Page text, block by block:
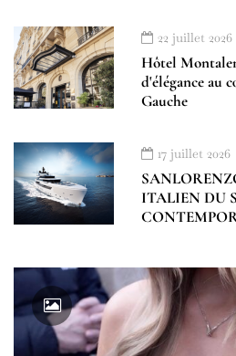
22 juillet 2026
Hôtel
d'élégance au
Gauche
17 juillet 2026
ITALIEN DU